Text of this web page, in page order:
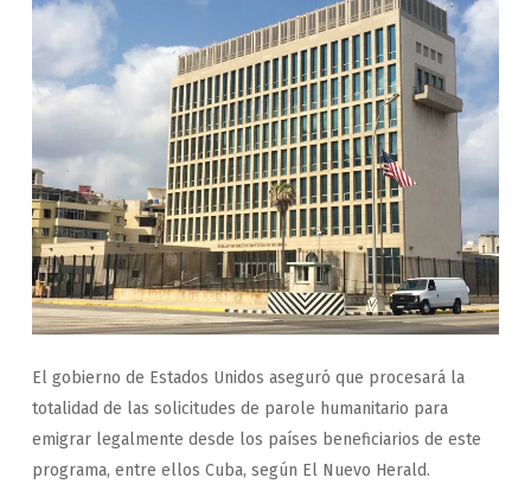
El gobierno de Estados Unidos aseguró que procesará la
totalidad de las solicitudes de parole humanitario para
emigrar legalmente desde los países beneficiarios de este
programa, entre ellos Cuba, según El Nuevo Herald.